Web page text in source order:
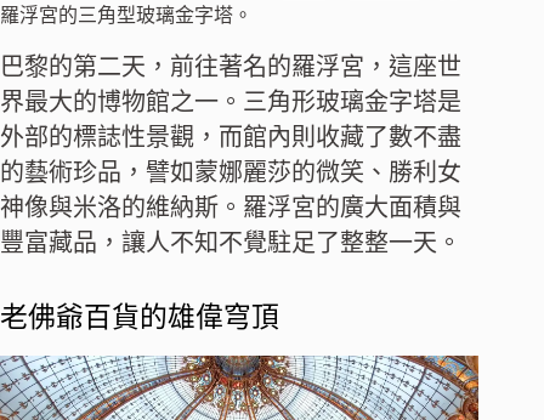
羅浮宮的三角型玻璃金字塔。
巴黎的第二天，前往著名的羅浮宮，這座世
界最大的博物館之一。三角形玻璃金字塔是
外部的標誌性景觀，而館內則收藏了數不盡
的藝術珍品，譬如蒙娜麗莎的微笑、勝利女
神像與米洛的維納斯。羅浮宮的廣大面積與
豐富藏品，讓人不知不覺駐足了整整一天。
老佛爺百貨的雄偉穹頂